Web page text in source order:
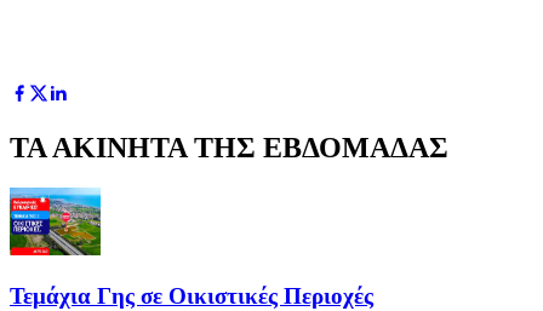
ΤΑ ΑΚΙΝΗΤΑ ΤΗΣ ΕΒΔΟΜΑΔΑΣ
Τεμάχια Γης σε Οικιστικές Περιοχές